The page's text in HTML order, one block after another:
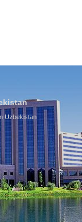
Culture
By nature
is why
any
general,